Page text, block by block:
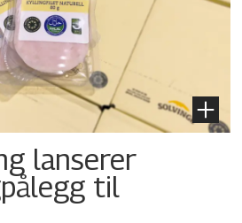
lanserer
til